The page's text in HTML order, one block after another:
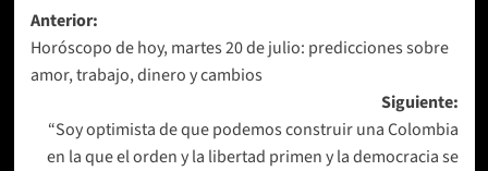
Navegación
de
entradas
Anterior:
Horóscopo de hoy, martes 20 de julio: predicciones sobre
amor, trabajo, dinero y cambios
Siguiente:
“Soy optimista de que podemos construir una Colombia
en la que el orden y la libertad primen y la democracia se